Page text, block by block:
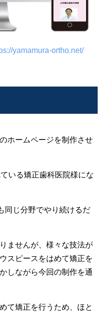
yamamura-ortho.net/
ホームページを制作させ
いる矯正歯科医院様にな
同じ分野でやり続けるだ
ませんが、様々な技法が
スピースをはめて矯正を
しながら今回の制作を通
て矯正を行うため、ほと